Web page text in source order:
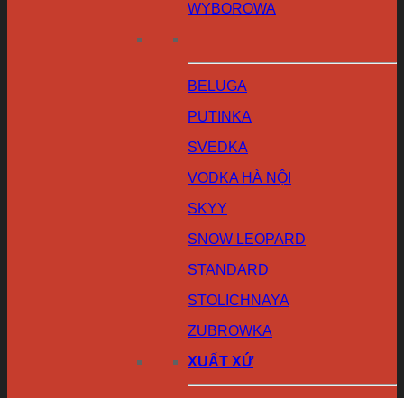
WYBOROWA
BELUGA
PUTINKA
SVEDKA
VODKA HÀ NỘI
SKYY
SNOW LEOPARD
STANDARD
STOLICHNAYA
ZUBROWKA
XUẤT XỨ